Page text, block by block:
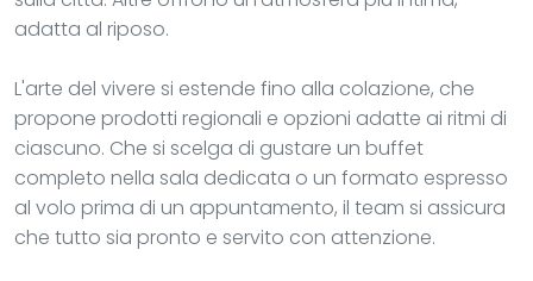
adatta al riposo.
L'arte del vivere si estende fino alla colazione, che
propone prodotti regionali e opzioni adatte ai ritmi di
ciascuno. Che si scelga di gustare un buffet
completo nella sala dedicata o un formato espresso
al volo prima di un appuntamento, il team si assicura
che tutto sia pronto e servito con attenzione.